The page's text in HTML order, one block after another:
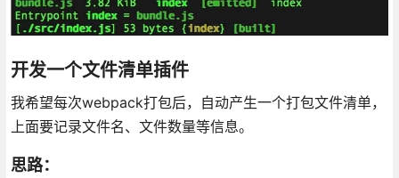
开发一个文件清单插件
我希望每次webpack打包后，自动产生一个打包文件清单，
上面要记录文件名、文件数量等信息。
思路：